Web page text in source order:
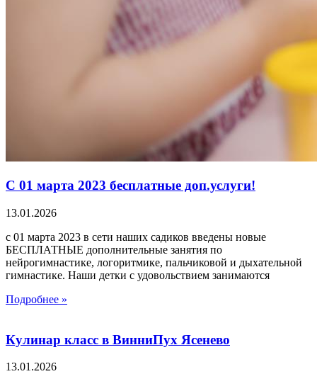
С 01 марта 2023 бесплатные доп.услуги!
13.01.2026
с 01 марта 2023 в сети наших садиков введены новые
БЕСПЛАТНЫЕ дополнительные занятия по
нейрогимнастике, логоритмике, пальчиковой и дыхательной
гимнастике. Наши детки с удовольствием занимаются
Подробнее »
Кулинар класс в ВинниПух Ясенево
13.01.2026